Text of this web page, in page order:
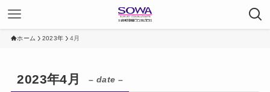
ホーム 2023年 4月
2023年4月 – date –